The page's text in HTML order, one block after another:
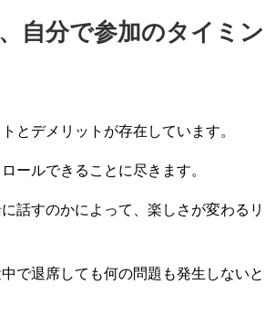
自分で参加のタイミン
とデメリットが存在しています。
ールできることに尽きます。
話すのかによって、楽しさが変わるリ
で退席しても何の問題も発生しないと